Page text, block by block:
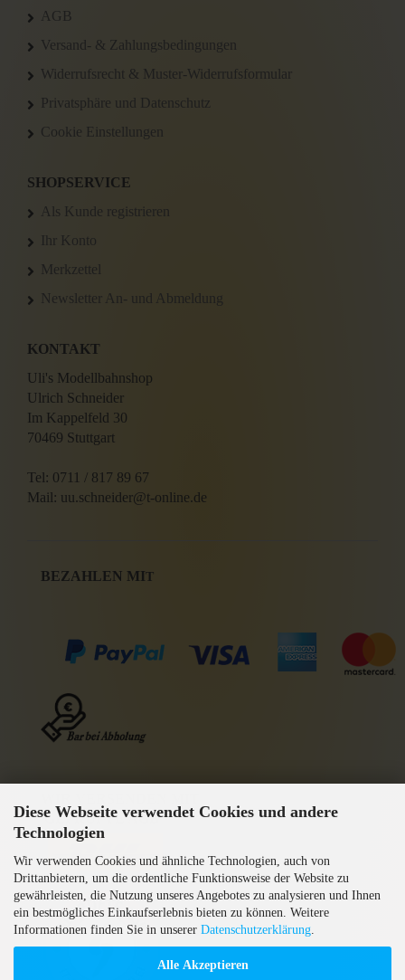
Diese Webseite verwendet Cookies und andere
Technologien
Wir verwenden Cookies und ähnliche Technologien, auch von
Drittanbietern, um die ordentliche Funktionsweise der Website zu
gewährleisten, die Nutzung unseres Angebotes zu analysieren und Ihnen
ein bestmögliches Einkaufserlebnis bieten zu können. Weitere
Informationen finden Sie in unserer Datenschutzerklärung
Alle Akzeptieren
AGB
Versand- & Zahlungsbedingungen
Widerrufsrecht & Muster-Widerrufsformular
Privatsphäre und Datenschutz
Cookie Einstellungen
SHOPSERVICE
Als Kunde registrieren
Ihr Konto
Merkzettel
Newsletter An- und Abmeldung
KONTAKT
Uli's Modellbahnshop
Ulrich Schneider
Im Kappelfeld 30
70469 Stuttgart
Tel: 0711 / 817 89 67
Mail: uu.schneider@t-online.de
BEZAHLEN MIT
GEPRÜFTE AGB